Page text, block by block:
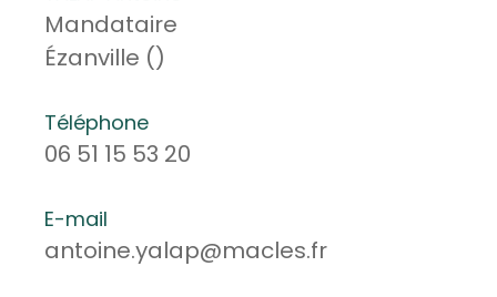
Mandataire
Ézanville ()
Téléphone
06 51 15 53 20
E-mail
antoine.yalap@macles.fr